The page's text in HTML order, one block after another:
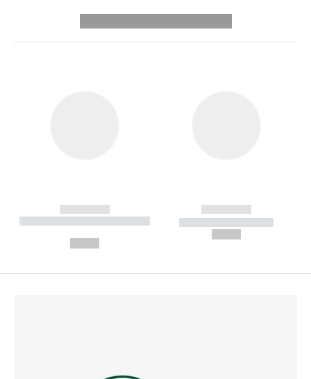
------------
----------- ----------- --------
------------
----------- -----------